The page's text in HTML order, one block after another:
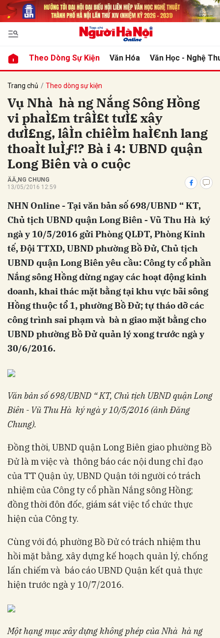
Theo Dòng Sự Kiện Văn Hóa Văn Học - Nghệ
Trang chủ Theo dòng sự kiện
Vụ Nhà hà ng Nắng Sông Hồng
vi phaÌ£m trâÌ£t tưÌ£ xây
dưÌ£ng, lâÌn chiêÌm haÌ€nh lang
thoaÌt luÌƒ!? Bà i 4: UBND quận
Long Biên và o cuộc
ÄÄ‚NG CHUNG
13/05/2016 12:59
NHN Online - Tại văn bản số 698/UBND “ KT,
Chủ tịch UBND quận Long Biên - Vũ Thu Hà ký
ngà y 10/5/2016 gử­i Phòng QLĐT, Phòng Kinh
tế, Đội TTXD, UBND phường Bồ Đử, Chủ tịch
UBND quận Long Biên yêu cầu: Công ty cổ phần
Nắng sông Hồng dừng ngay các hoạt động kinh
doanh, khai thác mặt bằng tại khu vực bãi sông
Hồng thuộc tổ 1, phường Bồ Đử; tự tháo dỡ các
công trình sai phạm và bà n giao mặt bằng cho
UBND phường Bồ Đử quản lý xong trước ngà y
30/6/2016.
Văn bản số 698/UBND “ KT, Chủ tịch UBND quận Long
Biên - Vũ Thu Hà ký ngà y 10/5/2016 (ảnh Đăng
Chung).
Đồng thời, UBND quận Long Biên giao phường Bồ
Đử là m việc và thông báo các nội dung chỉ đạo
của TT Quận ủy, UBND Quận tới người có trách
nhiệm của Công ty cổ phần Nắng sông Hồng;
đồng thời đôn đốc, giám sát việc tổ chức thực
hiện của Công ty.
Cùng với đó, phường Bồ Đử có trách nhiệm thu
hồi mặt bằng, xây dựng kế hoạch quản lý, chống
lấn chiếm và báo cáo UBND Quận kết quả thực
hiện trước ngà y 10/7/2016.
Một hạng mục xây dựng không phép của Nhà hà ng
luận